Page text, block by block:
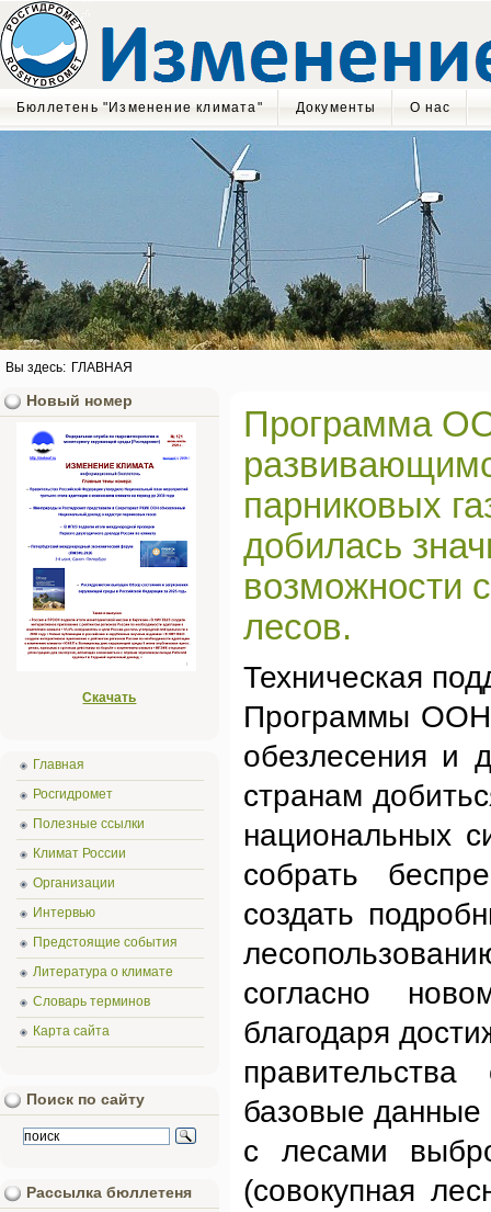
Бюллетень "Изменение климата" Документы О нас
Вы здесь: ГЛАВНАЯ
Программа
парниковых
добилась
возможности
лесов.
Техническая
Программы ООН
обезлесения и
странам
национальных
собрать
создать
согласно
благодаря
базовые данные
с лесами
(совокупная
Новый номер
Скачать
Главная
Росгидромет
Полезные ссылки
Климат России
Организации
Интервью
Предстоящие события
Литература о климате
Словарь терминов
Карта сайта
Поиск по сайту
Рассылка бюллетеня